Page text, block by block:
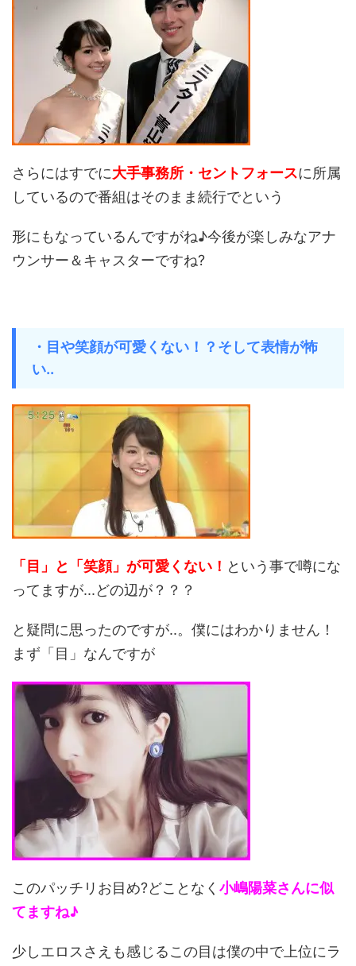
さらにはすでに大手事務所・セントフォースに所属
しているので番組はそのまま続行でという
形にもなっているんですがね♪今後が楽しみなアナ
ウンサー＆キャスターですね?
・目や笑顔が可愛くない！？そして表情が怖
い..
「目」と「笑顔」が可愛くない！ という事で噂にな
ってますが...どの辺が？？？
と疑問に思ったのですが..。僕にはわかりません！
まず「目」なんですが
このパッチリお目め?どことなく 小嶋陽菜さんに似
てますね♪
少しエロスさえも感じるこの目は僕の中で上位にラ